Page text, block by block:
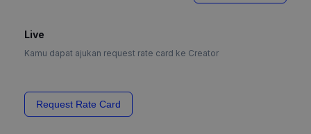
Live
Kamu dapat ajukan request rate card ke Creator
Request Rate Card